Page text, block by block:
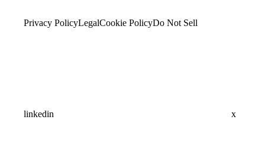
Privacy PolicyLegalCookie PolicyDo Not Sell
linkedin x